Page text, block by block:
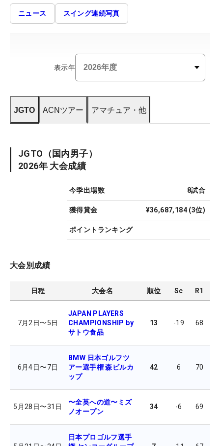
ニュース スイング連続写真
表示年
JGTO ACNツアー アマチュア・他
JGTO （国内男子）
2026年 大会成績
今季出場数 8試合
獲得賞金 ¥36,687,184(3位)
ポイントランキング
大会別成績
日程 大会名 順位 Sc R1
7月2日〜5日
JAPAN PLAYERS
CHAMPIONSHIP by
サトウ食品
13 -19 68
6月4日〜7日
BMW 日本ゴルフツ
アー選手権 森ビルカ
ップ
42 6 70
5月28日〜31日
〜全英への道〜ミズ
ノオープン
34 -6 69
日本プロゴルフ選手